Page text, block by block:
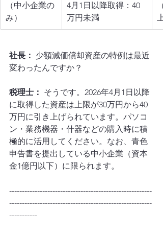
（中小企業の
み）
4月1日以降取得：40
万円未満
社長： 少額減価償却資産の特例は最近
変わったんですか？
税理士： そうです。2026年4月1日以降
に取得した資産は上限が30万円から40
万円に引き上げられています。パソコ
ン・業務機器・什器などの購入時に積
極的に活用してください。なお、青色
申告書を提出している中小企業（資本
金1億円以下）に限られます。
--------------------------------------------------------
--------------------------------------------------------
-----------